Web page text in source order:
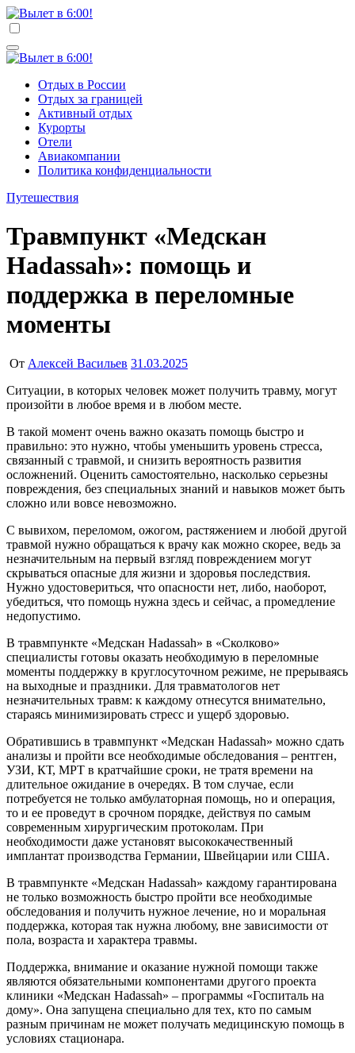
Перейти
к
Генеральный директор: Чернокоз Ольга Валерьевна
Учредитель ООО "Клуб регионов", ИНН 6685155934
Генеральный директор: Чернокоз Ольга Валерьевна
info@gosrf.ru +7 (495) 920-51-49
Отдых в России
Отдых за границей
Активный отдых
Курорты
Отели
Авиакомпании
Политика конфиденциальности
Путешествия
Травмпункт «Медскан
Hadassah»: помощь и
поддержка в переломные
моменты
От Алексей Васильев 31.03.2025
Ситуации, в которых человек может получить травму, могут
произойти в любое время и в любом месте.
В такой момент очень важно оказать помощь быстро и
правильно: это нужно, чтобы уменьшить уровень стресса,
связанный с травмой, и снизить вероятность развития
осложнений. Оценить самостоятельно, насколько серьезны
повреждения, без специальных знаний и навыков может быть
сложно или вовсе невозможно.
С вывихом, переломом, ожогом, растяжением и любой другой
травмой нужно обращаться к врачу как можно скорее, ведь за
незначительным на первый взгляд повреждением могут
скрываться опасные для жизни и здоровья последствия.
Нужно удостовериться, что опасности нет, либо, наоборот,
убедиться, что помощь нужна здесь и сейчас, а промедление
недопустимо.
В травмпункте «Медскан Hadassah» в «Сколково»
специалисты готовы оказать необходимую в переломные
моменты поддержку в круглосуточном режиме, не прерываясь
на выходные и праздники. Для травматологов нет
незначительных травм: к каждому отнесутся внимательно,
стараясь минимизировать стресс и ущерб здоровью.
Обратившись в травмпункт «Медскан Hadassah» можно сдать
анализы и пройти все необходимые обследования – рентген,
УЗИ, КТ, МРТ в кратчайшие сроки, не тратя времени на
длительное ожидание в очередях. В том случае, если
потребуется не только амбулаторная помощь, но и операция,
то и ее проведут в срочном порядке, действуя по самым
современным хирургическим протоколам. При
необходимости даже установят высококачественный
имплантат производства Германии, Швейцарии или США.
В травмпункте «Медскан Hadassah» каждому гарантирована
не только возможность быстро пройти все необходимые
обследования и получить нужное лечение, но и моральная
поддержка, которая так нужна любому, вне зависимости от
пола, возраста и характера травмы.
Поддержка, внимание и оказание нужной помощи также
являются обязательными компонентами другого проекта
клиники «Медскан Hadassah» – программы «Госпиталь на
дому». Она запущена специально для тех, кто по самым
разным причинам не может получать медицинскую помощь в
условиях стационара.